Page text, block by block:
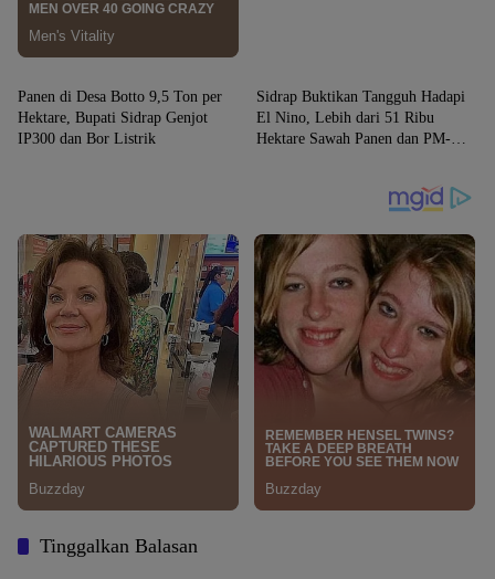
Panen di Desa Botto 9,5 Ton per
Hektare, Bupati Sidrap Genjot
IP300 dan Bor Listrik
Sidrap Buktikan Tangguh Hadapi
El Nino, Lebih dari 51 Ribu
Hektare Sawah Panen dan PM-
Tinggalkan Balasan